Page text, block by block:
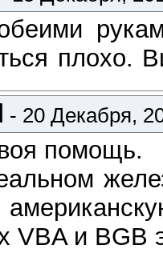
плохо.
- 20 Декабря,
помощь.
VBA и BGB